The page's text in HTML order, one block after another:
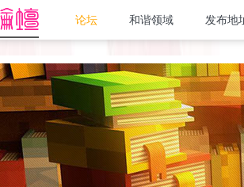
论坛 和谐领域 发布地